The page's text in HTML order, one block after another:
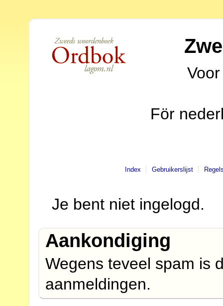
För
Index Gebruikerslijst
Je bent niet ingelogd.
Aankondiging
Wegens teveel spam is
aanmeldingen.